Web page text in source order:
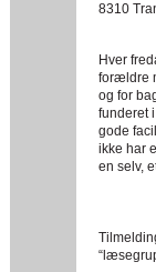
8310
Hver
forældre
og for
funderet
gode
ikke har
en selv,